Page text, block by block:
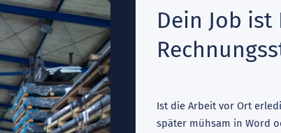
Dein Job
Ist die Arbeit vor Ort
später mühsam in Word